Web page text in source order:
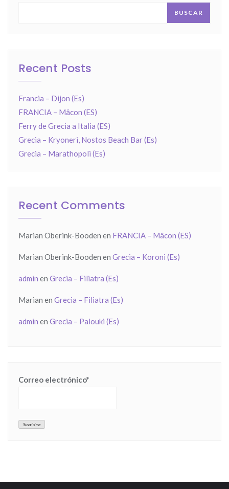
BUSCAR
Recent Posts
Francia – Dijon (Es)
FRANCIA – Mâcon (ES)
Ferry de Grecia a Italia (ES)
Grecia – Kryoneri, Nostos Beach Bar (Es)
Grecia – Marathopoli (Es)
Recent Comments
Marian Oberink-Booden en FRANCIA – Mâcon (ES)
Marian Oberink-Booden en Grecia – Koroni (Es)
admin en Grecia – Filiatra (Es)
Marian en Grecia – Filiatra (Es)
admin en Grecia – Palouki (Es)
Correo electrónico*